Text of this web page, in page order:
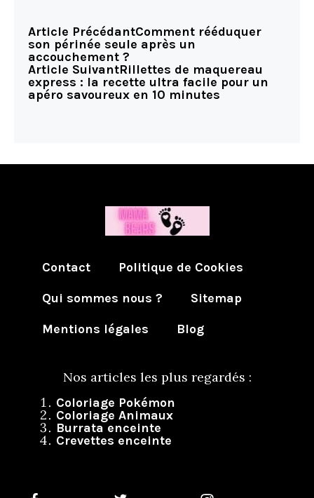
Article PrécédantComment rééduquer
son périnée seule après un
accouchement ?
Article SuivantRillettes de maquereau
express : la recette ultra facile pour un
apéro savoureux en 10 minutes
Contact
Politique de Cookies
Qui sommes nous ?
Sitemap
Mentions légales
Blog
Nos articles les plus regardés :
Coloriage Pokémon
Coloriage Animaux
Burrata enceinte
Crevettes enceinte